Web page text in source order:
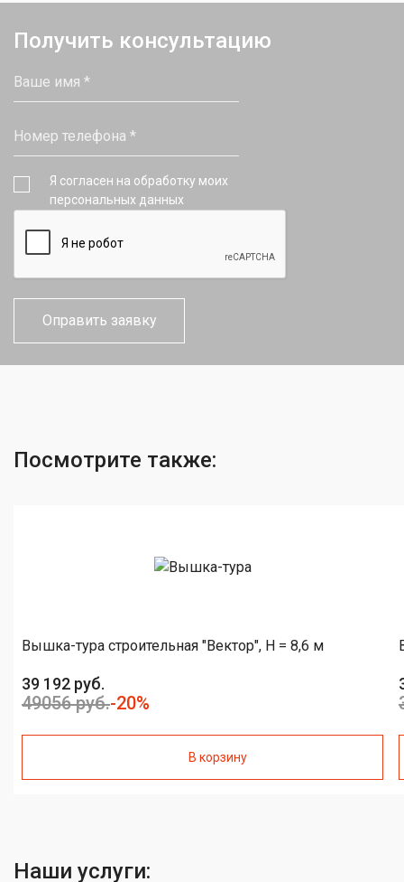
Получить консультацию
Я согласен на обработку моих
персональных данных
Посмотрите также:
Вышка-тура строительная "Вектор", H = 8,6 м
39 192 руб.
49056 руб.-20%
В корзину
Наши услуги: